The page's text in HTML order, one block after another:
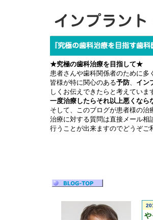
★究極の歯科治療を目指して★
患者さんや歯科関係者のために多
皆様が特に関心のある予防、 イン
しくお伝えできたらと考えていま
一度治療したらそれ以上悪くなら
そして、このブログが患者様の
治療に対する質問は直接メール相
行うことが出来ますのでどうぞご
や